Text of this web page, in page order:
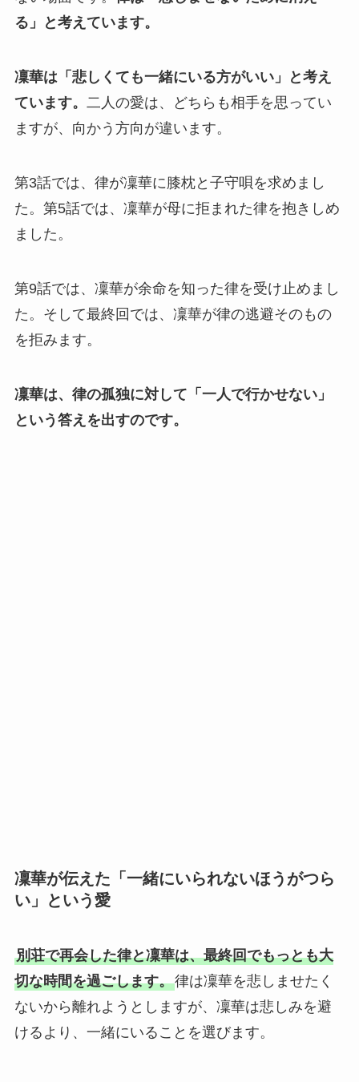
る」と考えています。
凜華は「悲しくても一緒にいる方がいい」と考え
ています。 二人の愛は、どちらも相手を思ってい
ますが、向かう方向が違います。
第3話では、律が凜華に膝枕と子守唄を求めまし
た。第5話では、凜華が母に拒まれた律を抱きしめ
ました。
第9話では、凜華が余命を知った律を受け止めまし
た。そして最終回では、凜華が律の逃避そのもの
を拒みます。
凜華は、律の孤独に対して「一人で行かせない」
という答えを出すのです。
凜華が伝えた「一緒にいられないほうがつら
い」という愛
別荘で再会した律と凜華は、最終回でもっとも大
切な時間を過ごします。律は凜華を悲しませたく
ないから離れようとしますが、凜華は悲しみを避
けるより、一緒にいることを選びます。